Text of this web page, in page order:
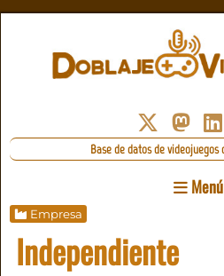
Base de datos de
Menú
Empresa
Independiente